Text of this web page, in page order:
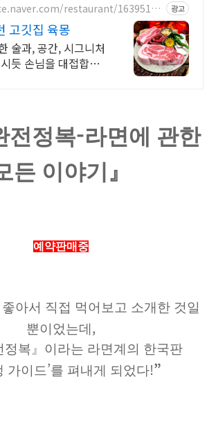
restaurant/16395160
광고
고깃집 육몽
술과, 공간, 시그니처
듯 손님을 대접합니
전정복-라면에 관한
든 이야기 』
예약판매중
아서 직접 먹어보고 소개한 것일
뿐이었는데 ,
정복 』 이라는 라면계의 한국판
가이드’를 펴내게 되었다!”